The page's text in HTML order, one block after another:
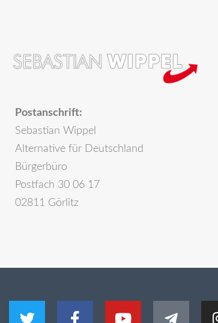
Postanschrift:
Sebastian Wippel
Alternative für Deutschland
Bürgerbüro
Postfach 30 06 17
02811 Görlitz